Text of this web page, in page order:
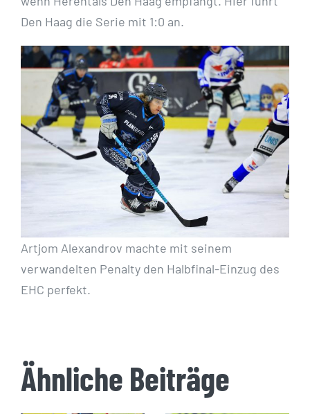
Den Haag die Serie mit 1:0 an.
Artjom Alexandrov machte mit seinem
verwandelten Penalty den Halbfinal-Einzug des
EHC perfekt.
Ähnliche Beiträge